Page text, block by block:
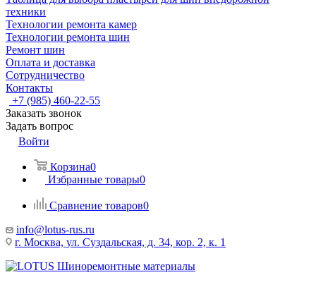
техники
Технологии ремонта камер
Технологии ремонта шин
Ремонт шин
Оплата и доставка
Сотрудничество
Контакты
+7 (985) 460-22-55
Заказать звонок
Задать вопрос
Войти
Корзина0
Избранные товары0
Сравнение товаров0
info@lotus-rus.ru
г. Москва, ул. Суздальская, д. 34, кор. 2, к. 1